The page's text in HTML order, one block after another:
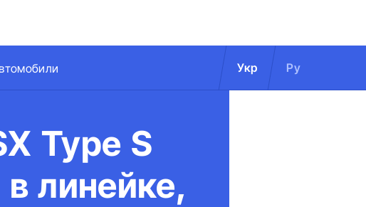
Укр Ру
Type S
линейке,